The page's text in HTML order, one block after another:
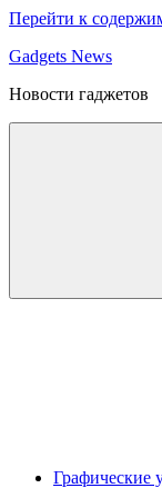
Перейти к
Gadgets News
Новости гаджетов
Графические